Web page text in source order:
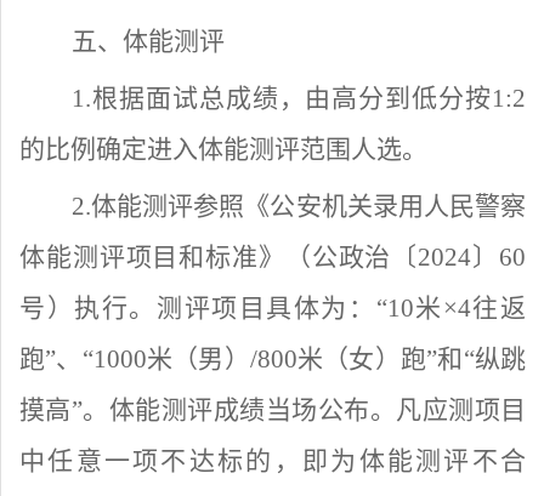
五、体能测评
1.根据面试总成绩，由高分到低分按1:2
的比例确定进入体能测评范围人选。
2.体能测评参照《公安机关录用人民警察
体能测评项目和标准》（公政治〔2024〕60
号）执行。测评项目具体为：“10米×4往返
跑”、 “1000米（男）/800米（女）跑”和“纵跳
摸高”。体能测评成绩当场公布。凡应测项目
中任意一项不达标的，即为体能测评不合